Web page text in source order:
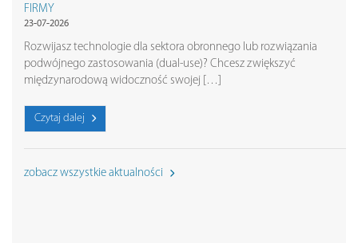
FIRMY
23-07-2026
Rozwijasz technologie dla sektora obronnego lub rozwiązania
podwójnego zastosowania (dual-use)? Chcesz zwiększyć
międzynarodową widoczność swojej […]
Czytaj dalej
zobacz wszystkie aktualności